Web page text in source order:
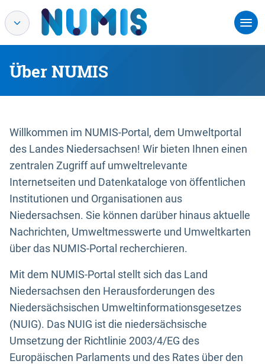
Über NUMIS
Willkommen im NUMIS-Portal, dem Umweltportal
des Landes Niedersachsen! Wir bieten Ihnen einen
zentralen Zugriff auf umweltrelevante
Internetseiten und Datenkataloge von öffentlichen
Institutionen und Organisationen aus
Niedersachsen. Sie können darüber hinaus aktuelle
Nachrichten, Umweltmesswerte und Umweltkarten
über das NUMIS-Portal recherchieren.
Mit dem NUMIS-Portal stellt sich das Land
Niedersachsen den Herausforderungen des
Niedersächsischen Umweltinformationsgesetzes
(NUIG). Das NUIG ist die niedersächsische
Umsetzung der Richtlinie 2003/4/EG des
Europäischen Parlaments und des Rates über den